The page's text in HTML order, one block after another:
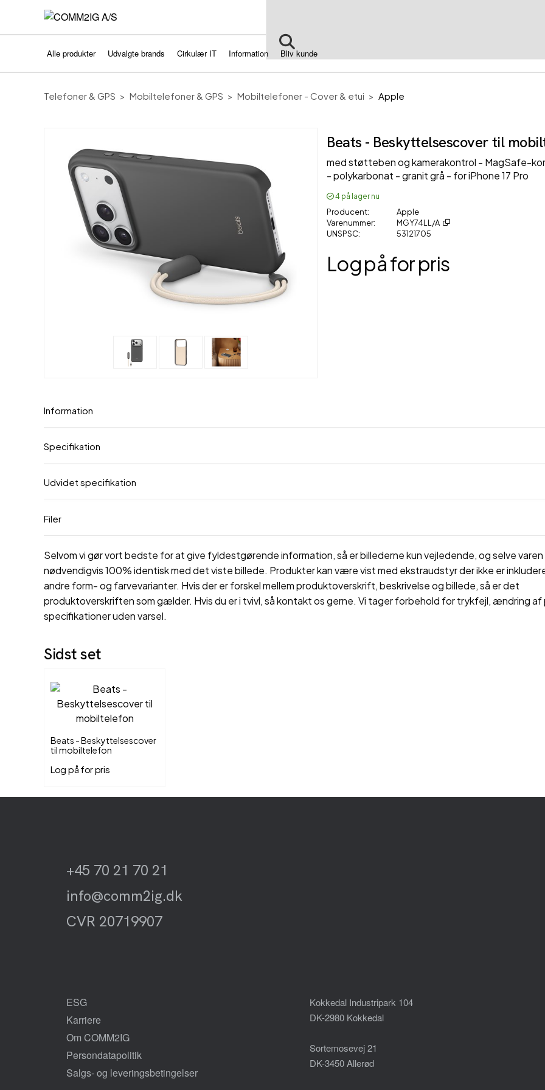
Alle produkter Udvalgte brands Cirkulær IT Information Bliv kunde
Telefoner & GPS Mobiltelefoner & GPS Mobiltelefoner - Cover & etui Apple
Beats - Beskyttelsescover til
med støtteben og kamerakontrol - MagSafe-
- polykarbonat - granit grå - for iPhone 17 Pro
4 på lager nu
Producent
Apple
Varenummer
MGY74LL/A
UNSPSC
53121705
Log på for pris
Information
Specifikation
Udvidet specifikation
Filer
Selvom vi gør vort bedste for at give fyldestgørende information, så er billederne kun vejledende, og selve varen
nødvendigvis 100% identisk med det viste billede. Produkter kan være vist med ekstraudstyr der ikke er
andre form- og farvevarianter. Hvis der er forskel mellem produktoverskrift, beskrivelse og billede, så er det
produktoverskriften som gælder. Hvis du er i tvivl, så kontakt os gerne. Vi tager forbehold for trykfejl, ændring af
specifikationer uden varsel.
Sidst set
Beats - Beskyttelsescover
til mobiltelefon
Log på for pris
+45 70 21 70 21
info@comm2ig.dk
CVR 20719907
ESG
Karriere
Om COMM2IG
Persondatapolitik
Salgs- og leveringsbetingelser
Kokkedal Industripark 104
DK-2980 Kokkedal
Sortemosevej 21
DK-3450 Allerød